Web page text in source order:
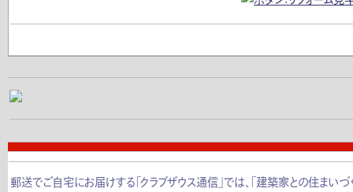
郵送でご自宅にお届けする「クラブザウス通信」では、「建築家との住まいづ